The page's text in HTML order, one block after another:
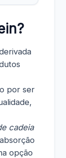
por ser
cadeia
opção